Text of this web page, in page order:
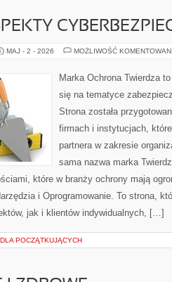
MAJ - 2 - 2026 MOŻLIWOŚĆ
Marka Ochrona Twierdza
się na tematyce
Strona została
firmach i instytucjach,
partnera w zakresie
sama nazwa marka
które w branży ochrony mają
i Oprogramowanie. To strona,
jak i klientów indywidualnych, […]
POCZĄTKUJĄCYCH